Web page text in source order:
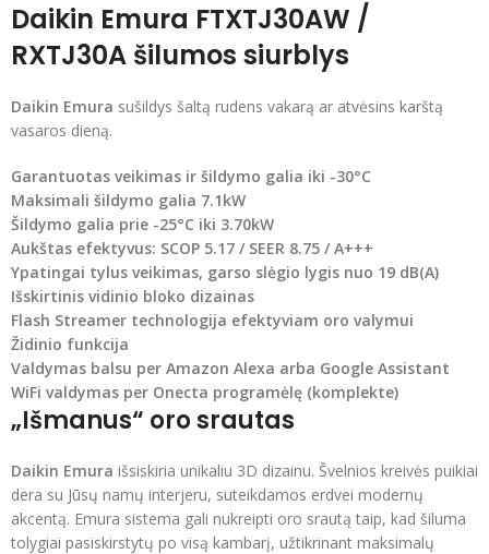
Daikin Emura FTXTJ30AW /
RXTJ30A šilumos siurblys
Daikin Emura sušildys šaltą rudens vakarą ar atvėsins karštą
vasaros dieną.
Garantuotas veikimas ir šildymo galia iki -30°C
Maksimali šildymo galia 7.1kW
Šildymo galia prie -25°C iki 3.70kW
Aukštas efektyvus: SCOP 5.17 / SEER 8.75 / A+++
Ypatingai tylus veikimas, garso slėgio lygis nuo 19 dB(A)
Išskirtinis vidinio bloko dizainas
Flash Streamer technologija efektyviam oro valymui
Židinio funkcija
Valdymas balsu per Amazon Alexa arba Google Assistant
WiFi valdymas per Onecta programėlę (komplekte)
„Išmanus“ oro srautas
Daikin Emura išsiskiria unikaliu 3D dizainu. Švelnios kreivės puikiai
dera su Jūsų namų interjeru, suteikdamos erdvei modernų
akcentą. Emura sistema gali nukreipti oro srautą taip, kad šiluma
tolygiai pasiskirstytų po visą kambarį, užtikrinant maksimalų